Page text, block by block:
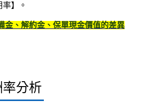
】。
金、解約金、保單現金價值的差異
分析